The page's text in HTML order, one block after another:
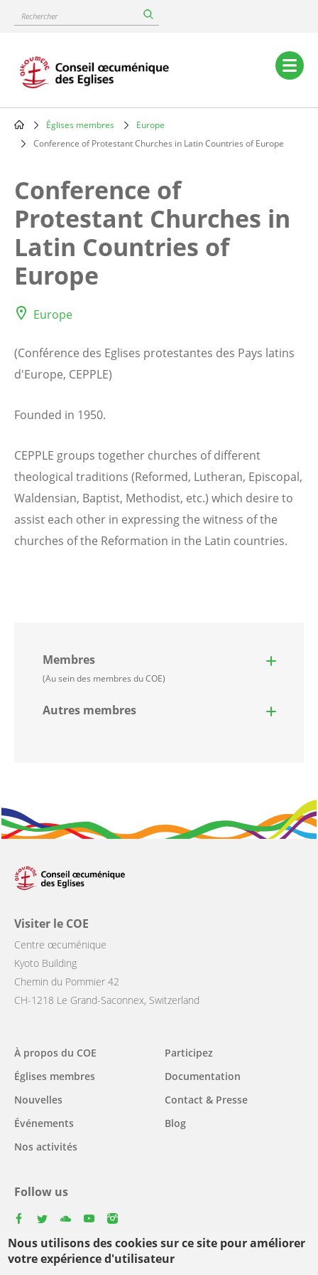
Nous utilisons des cookies sur ce site pour améliorer
votre expérience d'utilisateur
content
Rechercher
Main
navigation
Breadcrumb
Églises membres
Europe
Conference of Protestant Churches in Latin Countries of Europe
Conference of
Protestant Churches in
Latin Countries of
Europe
Europe
(Conférence des Eglises protestantes des Pays latins
d'Europe, CEPPLE)
Founded in 1950.
CEPPLE groups together churches of different
theological traditions (Reformed, Lutheran, Episcopal,
Waldensian, Baptist, Methodist, etc.) which desire to
assist each other in expressing the witness of the
churches of the Reformation in the Latin countries.
Membres
(Au sein des membres du COE)
Autres membres
Visiter le COE
Centre œcuménique
Kyoto Building
Chemin du Pommier 42
CH-1218 Le Grand-Saconnex, Switzerland
Main
navigation
À propos du COE
Églises membres
Nouvelles
Événements
Nos activités
Participez
Documentation
Contact & Presse
Blog
Follow us
Select